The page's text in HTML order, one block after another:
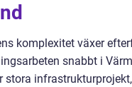
komplexitet växer
snabbt i
stora